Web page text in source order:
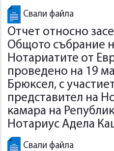
Свали файла
Отчет относно
Общото събрание
Нотариатите от
проведено на 19
Брюксел, с
представител на
камара на
Нотариус Адела
Свали файла